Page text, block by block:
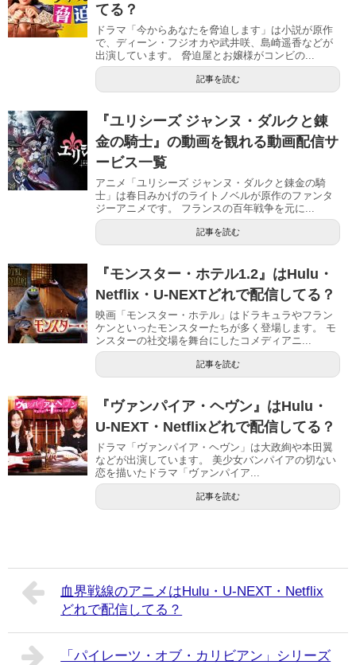
てる？
ドラマ「今からあなたを脅迫します」は小説が原作
で、ディーン・フジオカや武井咲、島崎遥香などが
出演しています。 脅迫屋とお嬢様がコンビの...
記事を読む
『ユリシーズ ジャンヌ・ダルクと錬
金の騎士』の動画を観れる動画配信サ
ービス一覧
アニメ「ユリシーズ ジャンヌ・ダルクと錬金の騎
士」は春日みかげのライトノベルが原作のファンタ
ジーアニメです。 フランスの百年戦争を元に...
記事を読む
『モンスター・ホテル1.2』はHulu・
Netflix・U-NEXTどれで配信してる？
映画「モンスター・ホテル」はドラキュラやフラン
ケンといったモンスターたちが多く登場します。 モ
ンスターの社交場を舞台にしたコメディアニ...
記事を読む
『ヴァンパイア・ヘヴン』はHulu・
U-NEXT・Netflixどれで配信してる？
ドラマ「ヴァンパイア・ヘヴン」は大政絢や本田翼
などが出演しています。 美少女バンパイアの切ない
恋を描いたドラマ「ヴァンパイア...
記事を読む
血界戦線のアニメはHulu・U-NEXT・Netflix
どれで配信してる？
「パイレーツ・オブ・カリビアン」シリーズ